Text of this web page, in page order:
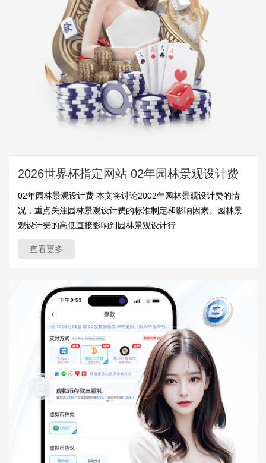
2026世界杯指定网站 02年园林景观设计费
02年园林景观设计费 本文将讨论2002年园林景观设计费的情
况，重点关注园林景观设计费的标准制定和影响因素。园林景
观设计费的高低直接影响到园林景观设计行
查看更多